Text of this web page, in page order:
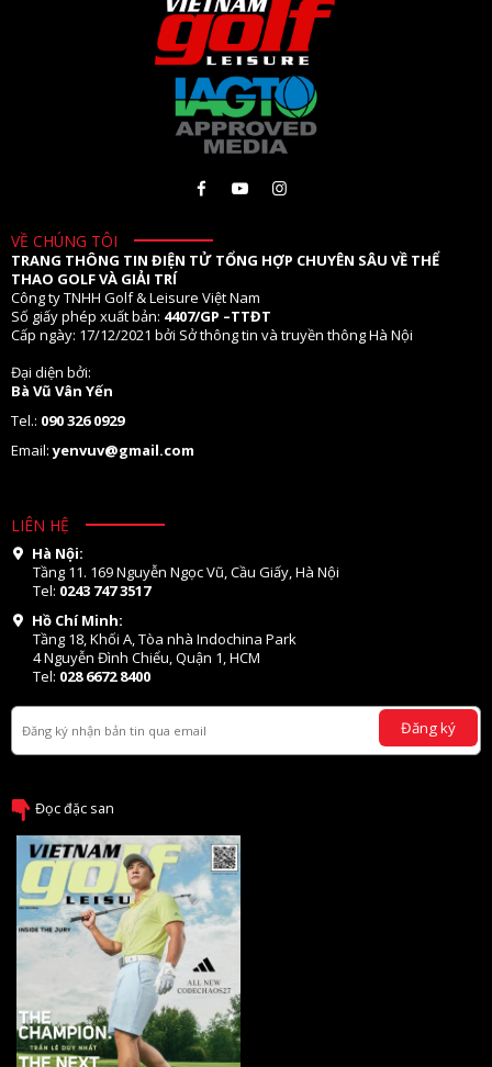
VỀ CHÚNG TÔI
TRANG THÔNG TIN ĐIỆN TỬ TỔNG HỢP CHUYÊN SÂU VỀ THỂ
THAO GOLF VÀ GIẢI TRÍ
Công ty TNHH Golf & Leisure Việt Nam
Số giấy phép xuất bản: 4407/GP –TTĐT
Cấp ngày: 17/12/2021 bởi Sở thông tin và truyền thông Hà Nội
Đại diện bởi:
Bà Vũ Vân Yến
Tel.: 090 326 0929
Email:yenvuv@gmail.com
LIÊN HỆ
Hà Nội:
Tầng 11. 169 Nguyễn Ngọc Vũ, Cầu Giấy, Hà Nội
Tel: 0243 747 3517
Hồ Chí Minh:
Tầng 18, Khối A, Tòa nhà Indochina Park
4 Nguyễn Đình Chiểu, Quận 1, HCM
Tel: 028 6672 8400
Đăng ký
Đọc đặc san